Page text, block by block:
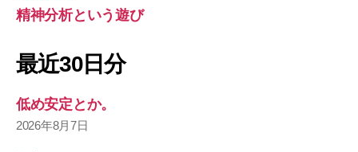
精神分析という遊び
最近30日分
低め安定とか。
2026年8月7日